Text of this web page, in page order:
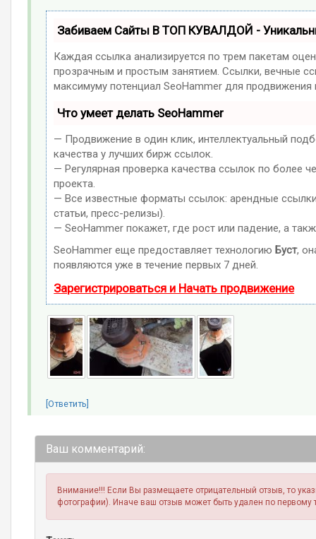
Забиваем Сайты В ТОП КУВАЛДОЙ -
Каждая ссылка анализируется по трем пакетам
прозрачным и простым занятием. Ссылки, вечные
максимуму потенциал SeoHammer для продвижения
Что умеет делать SeoHammer
— Продвижение в один клик, интеллектуальный
качества у лучших бирж ссылок.
— Регулярная проверка качества ссылок по более
проекта.
— Все известные форматы ссылок: арендные
статьи, пресс-релизы).
— SeoHammer покажет, где рост или падение, а
SeoHammer еще предоставляет технологиюБуст,
появляются уже в течение первых 7 дней.
Зарегистрироваться и Начать продвижение
[Ответить]
Ваш комментарий:
Внимание!!! Если Вы размещаете отрицательный отзыв, то
фотографии). Иначе ваш отзыв может быть удален по первому